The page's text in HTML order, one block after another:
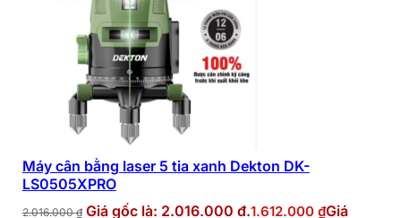
Máy cân bằng laser 5 tia xanh Dekton DK-
LS0505XPRO
2.016.000₫ Giá gốc là: 2.016.000 ₫.1.612.000 ₫Giá